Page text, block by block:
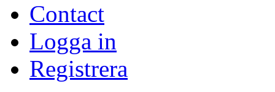
Contact
Logga in
Registrera